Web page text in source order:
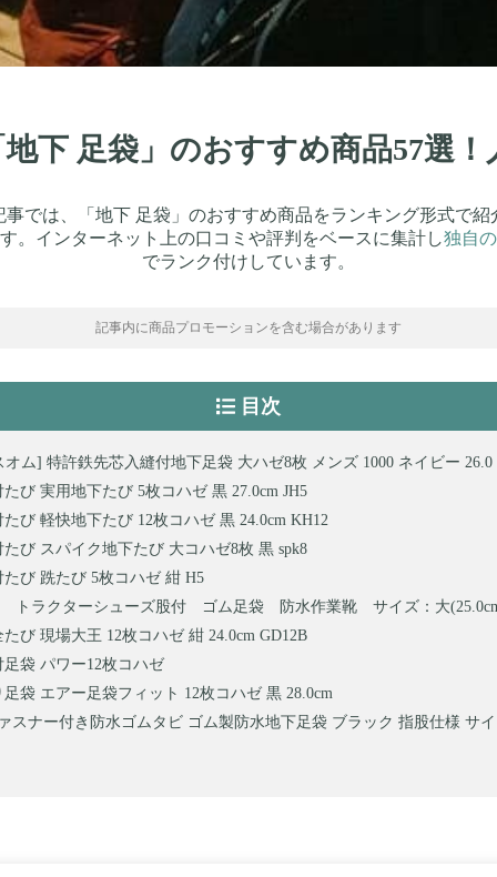
地下 足袋」のおすすめ商品57選
事では、「地下 足袋」のおすすめ商品をランキング形式で紹
。インターネット上の口コミや評判をベースに集計し独自
でランク付けしています。
記事内に商品プロモーションを含む場合があります
目次
ム] 特許鉄先芯入縫付地下足袋 大ハゼ8枚 メンズ 1000 ネイビー 26.0
び 実用地下たび 5枚コハゼ 黒 27.0cm JH5
び 軽快地下たび 12枚コハゼ 黒 24.0cm KH12
び スパイク地下たび 大コハゼ8枚 黒 spk8
たび 跣たび 5枚コハゼ 紺 H5
トラクターシューズ股付 ゴム足袋 防水作業靴 サイズ：大
び 現場大王 12枚コハゼ 紺 24.0cm GD12B
足袋 パワー12枚コハゼ
袋 エアー足袋フィット 12枚コハゼ 黒 28.0cm
スナー付き防水ゴムタビ ゴム製防水地下足袋 ブラック 指股仕様 サ